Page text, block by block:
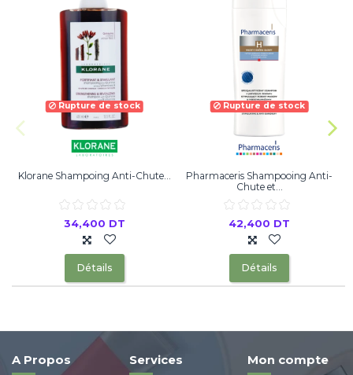
Rupture de stock
Klorane Shampoing Anti-Chute...
34,400 DT
Détails
Rupture de stock
Pharmaceris Shampooing Anti-
Chute et...
42,400 DT
Détails
A Propos Services Mon compte